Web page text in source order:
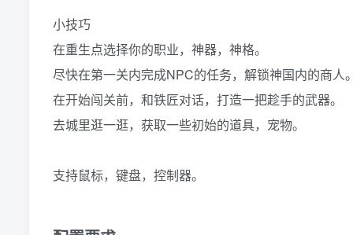
小技巧
在重生点选择你的职业，神器，神格。
尽快在第一关内完成NPC的任务，解锁神国内的商人
在开始闯关前，和铁匠对话，打造一把趁手的武器。
去城里逛一逛，获取一些初始的道具，宠物。
支持鼠标，键盘，控制器。